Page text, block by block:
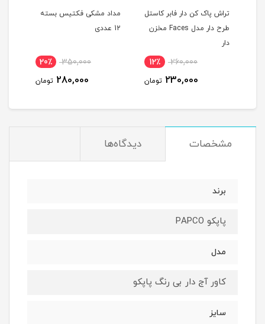
تراش پاک کن دار فابر کاستل
طرح دار مدل Faces مخزن
دار
260,000 12٪
230,000 تومان
مداد مشکی فکتیس بسته
12 عددی
350,000 20٪
280,000 تومان
مشخصات دیدگاه‌ها
برند
پاپکو PAPCO
مدل
کاور آج دار بی رنگ پاپکو
سایز